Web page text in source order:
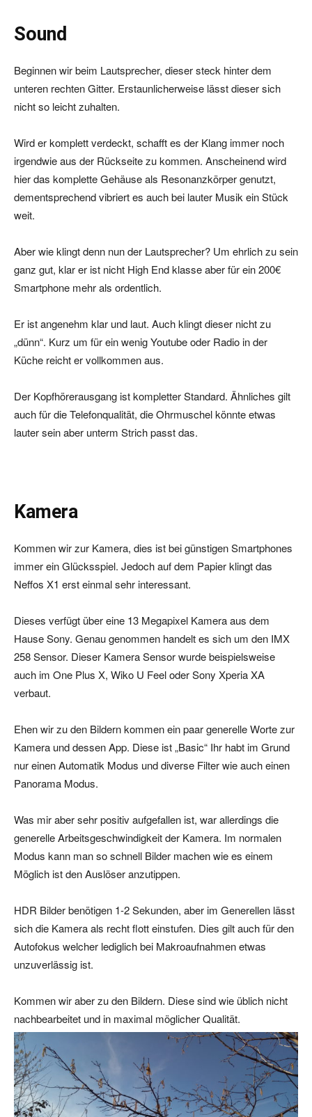
Sound
Beginnen wir beim Lautsprecher, dieser steck hinter dem
unteren rechten Gitter. Erstaunlicherweise lässt dieser sich
nicht so leicht zuhalten.
Wird er komplett verdeckt, schafft es der Klang immer noch
irgendwie aus der Rückseite zu kommen. Anscheinend wird
hier das komplette Gehäuse als Resonanzkörper genutzt,
dementsprechend vibriert es auch bei lauter Musik ein Stück
weit.
Aber wie klingt denn nun der Lautsprecher? Um ehrlich zu sein
ganz gut, klar er ist nicht High End klasse aber für ein 200€
Smartphone mehr als ordentlich.
Er ist angenehm klar und laut. Auch klingt dieser nicht zu
„dünn“. Kurz um für ein wenig Youtube oder Radio in der
Küche reicht er vollkommen aus.
Der Kopfhörerausgang ist kompletter Standard. Ähnliches gilt
auch für die Telefonqualität, die Ohrmuschel könnte etwas
lauter sein aber unterm Strich passt das.
Kamera
Kommen wir zur Kamera, dies ist bei günstigen Smartphones
immer ein Glücksspiel. Jedoch auf dem Papier klingt das
Neffos X1 erst einmal sehr interessant.
Dieses verfügt über eine 13 Megapixel Kamera aus dem
Hause Sony. Genau genommen handelt es sich um den IMX
258 Sensor. Dieser Kamera Sensor wurde beispielsweise
auch im One Plus X, Wiko U Feel oder Sony Xperia XA
verbaut.
Ehen wir zu den Bildern kommen ein paar generelle Worte zur
Kamera und dessen App. Diese ist „Basic“ Ihr habt im Grund
nur einen Automatik Modus und diverse Filter wie auch einen
Panorama Modus.
Was mir aber sehr positiv aufgefallen ist, war allerdings die
generelle Arbeitsgeschwindigkeit der Kamera. Im normalen
Modus kann man so schnell Bilder machen wie es einem
Möglich ist den Auslöser anzutippen.
HDR Bilder benötigen 1-2 Sekunden, aber im Generellen lässt
sich die Kamera als recht flott einstufen. Dies gilt auch für den
Autofokus welcher lediglich bei Makroaufnahmen etwas
unzuverlässig ist.
Kommen wir aber zu den Bildern. Diese sind wie üblich nicht
nachbearbeitet und in maximal möglicher Qualität.